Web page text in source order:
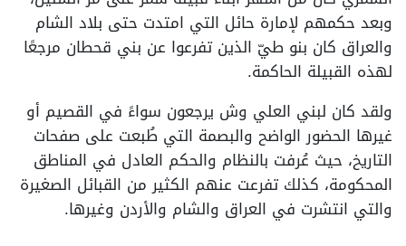
وبعد حكمهم لإمارة حائل التي امتدت حتى بلاد الشام
والعراق كان بنو طيّ الذين تفرعوا عن بني قحطان مرجعًا
لهذه القبيلة الحاكمة.
ولقد كان لبني العلي وش يرجعون سواءً في القصيم أو
غيرها الحضور الواضح والبصمة التي طُبعت على صفحات
التاريخ، حيث عُرفت بالنظام والحكم العادل في المناطق
المحكومة، كذلك تفرعت عنهم الكثير من القبائل الصغيرة
والتي انتشرت في العراق والشام والأردن وغيرها.